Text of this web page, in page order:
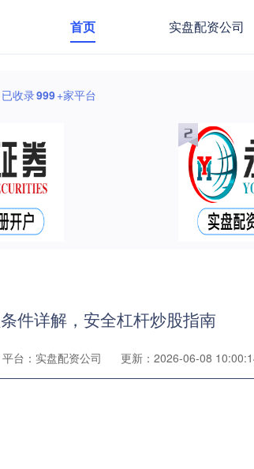
首页 实盘配资公司
已收录999+家平台
件详解，安全杠杆炒股指南
平台：实盘配资公司 更新：2026-06-08